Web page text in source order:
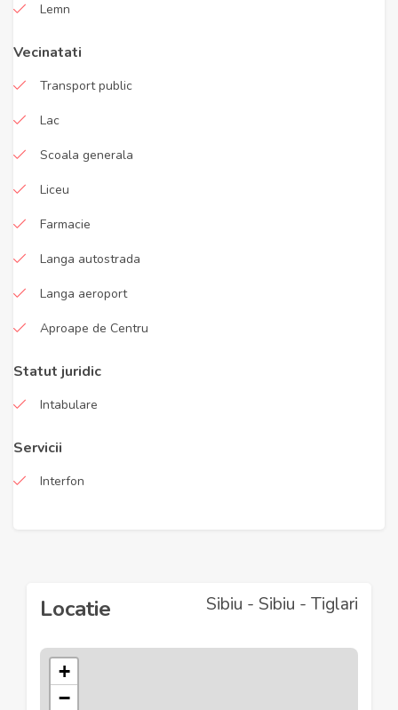
Lemn
Vecinatati
Transport public
Lac
Scoala generala
Liceu
Farmacie
Langa autostrada
Langa aeroport
Aproape de Centru
Statut juridic
Intabulare
Servicii
Interfon
Locatie Sibiu - Sibiu - Tiglari
+
−